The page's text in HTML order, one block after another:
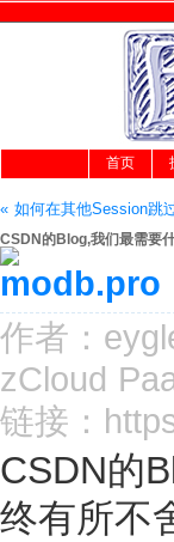
首页
« 如何在其他Session跳
CSDN的Blog,我们最需要
作者：
zCloud
链接：
CSDN的
终有所不